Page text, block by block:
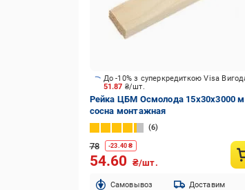
51.87 ₴/шт.
До -10% з суперкредиткою Visa
Рейка ЦБМ Осмолода 15х30х3000
сосна монтажная
6
78 -23.40 ₴
54.60 ₴/шт.
Cамовывоз Доставим